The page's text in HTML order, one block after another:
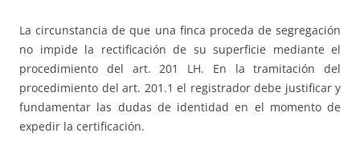
La circunstancia de que una finca proceda de segregación
no impide la rectificación de su superficie mediante el
procedimiento del art. 201 LH. En la tramitación del
procedimiento del art. 201.1 el registrador debe justificar y
fundamentar las dudas de identidad en el momento de
expedir la certificación.